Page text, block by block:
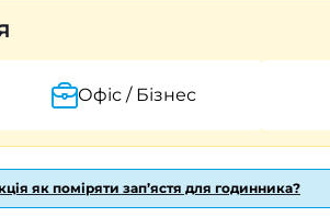
Офіс / Бізнес
як поміряти зап’ястя для годинника?